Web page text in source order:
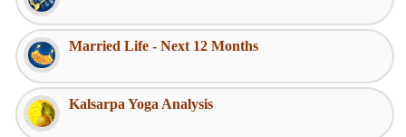
Married Life - Next 12 Months
Kalsarpa Yoga Analysis